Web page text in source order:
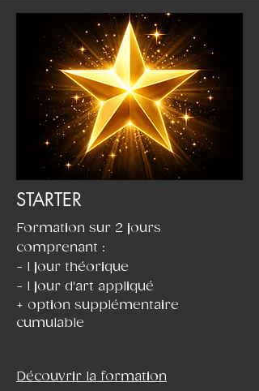
STARTER
Formation sur 2 jours
comprenant :
- 1 jour théorique
- 1 jour d'art appliqué
+ option supplémentaire
cumulable
Découvrir la formation